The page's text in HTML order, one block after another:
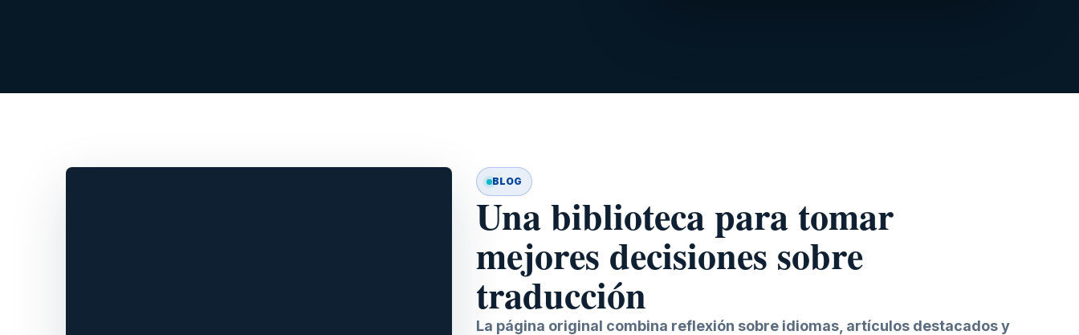
BLOG
Una biblioteca para tomar
mejores decisiones sobre
traducción
La página original combina reflexión sobre idiomas, artículos destacados y